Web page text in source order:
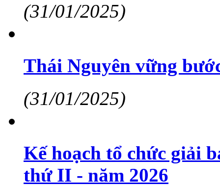
(31/01/2025)
Thái Nguyên vững
(31/01/2025)
Kế hoạch tổ chức giải
thứ II - năm 2026